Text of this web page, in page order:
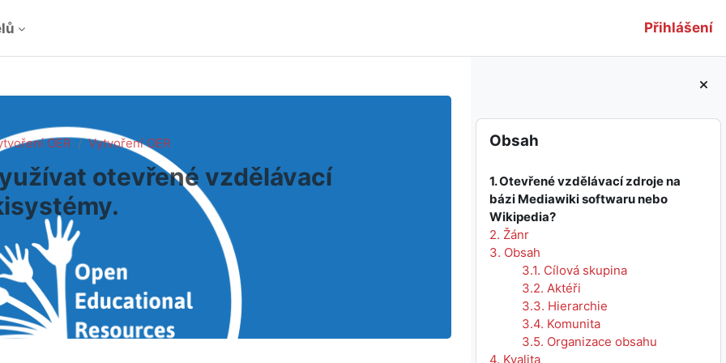
Přihlášení
Bloky
Přeskočit: Obsah
Obsah
1. Otevřené vzdělávací zdroje na
bázi Mediawiki softwaru nebo
Wikipedia?
2. Žánr
3. Obsah
3.1. Cílová skupina
3.2. Aktéři
3.3. Hierarchie
3.4. Komunita
3.5. Organizace obsahu
4. Kvalita
OER Vytvoření OER
otevřené vzdělávací